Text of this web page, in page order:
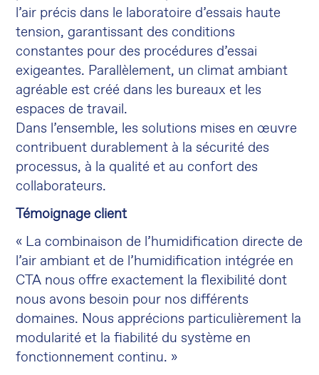
l’air précis dans le laboratoire d’essais haute
tension, garantissant des conditions
constantes pour des procédures d’essai
exigeantes. Parallèlement, un climat ambiant
agréable est créé dans les bureaux et les
espaces de travail.
Dans l’ensemble, les solutions mises en œuvre
contribuent durablement à la sécurité des
processus, à la qualité et au confort des
collaborateurs.
Témoignage client
« La combinaison de l’humidification directe de
l’air ambiant et de l’humidification intégrée en
CTA nous offre exactement la flexibilité dont
nous avons besoin pour nos différents
domaines. Nous apprécions particulièrement la
modularité et la fiabilité du système en
fonctionnement continu. »